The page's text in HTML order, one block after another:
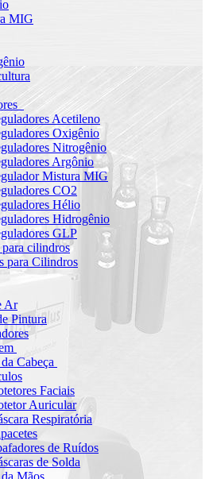
MIG
Acetileno
Oxigênio
Nitrogênio
Argônio
Mistura MIG
CO2
Hélio
Hidrogênio
GLP
cilindros
para Cilindros
Ar
Pintura
Cabeça
Faciais
Auricular
Respiratória
de Ruídos
de Solda